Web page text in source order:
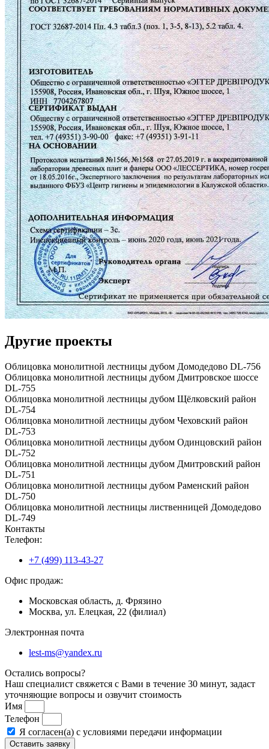
Другие проекты
Облицовка монолитной лестницы дубом Домодедово DL-756
Облицовка монолитной лестницы дубом Дмитровское шоссе
DL-755
Облицовка монолитной лестницы дубом Щёлковский район
DL-754
Облицовка монолитной лестницы дубом Чеховский район
DL-753
Облицовка монолитной лестницы дубом Одинцовский район
DL-752
Облицовка монолитной лестницы дубом Дмитровский район
DL-751
Облицовка монолитной лестницы дубом Раменский район
DL-750
Облицовка монолитной лестницы лиственницей Домодедово
DL-749
Контакты
Телефон:
+7 (499) 113-43-27
Офис продаж:
Московская область, д. Фрязино
Москва, ул. Елецкая, 22 (филиал)
Электронная почта
lest-ms@yandex.ru
Остались вопросы?
Наш специалист свяжется с Вами в течение 30 минут, задаст
уточняющие вопросы и озвучит стоимость
Имя
Телефон
Я согласен(а) с условиями передачи информации
Оставить заявку